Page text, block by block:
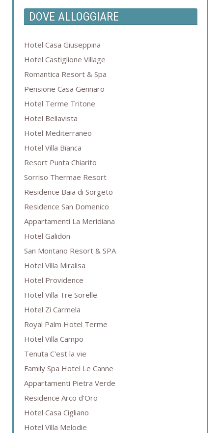
DOVE ALLOGGIARE
Hotel Casa Giuseppina
Hotel Castiglione Village
Romantica Resort & Spa
Pensione Casa Gennaro
Hotel Terme Tritone
Hotel Bellavista
Hotel Mediterraneo
Hotel Villa Bianca
Resort Punta Chiarito
Sorriso Thermae Resort
Residence Baia di Sorgeto
Residence San Domenico
Appartamenti La Meridiana
Hotel Galidon
San Montano Resort & SPA
Hotel Villa Miralisa
Hotel Providence
Hotel Villa Tre Sorelle
Hotel Zì Carmela
Royal Palm Hotel Terme
Hotel Villa Campo
Tenuta C'est la vie
Family Spa Hotel Le Canne
Appartamenti Pietra Verde
Residence Arco d'Oro
Hotel Casa Cigliano
Hotel Villa Melodie